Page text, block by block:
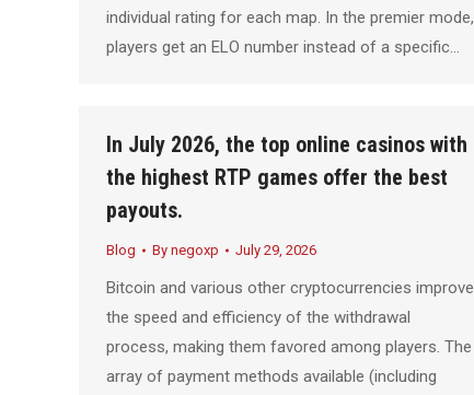
individual rating for each map. In the premier mode,
players get an ELO number instead of a specific…
In July 2026, the top online casinos with
the highest RTP games offer the best
payouts.
Blog By negoxp July 29, 2026
Bitcoin and various other cryptocurrencies improve
the speed and efficiency of the withdrawal
process, making them favored among players. The
array of payment methods available (including